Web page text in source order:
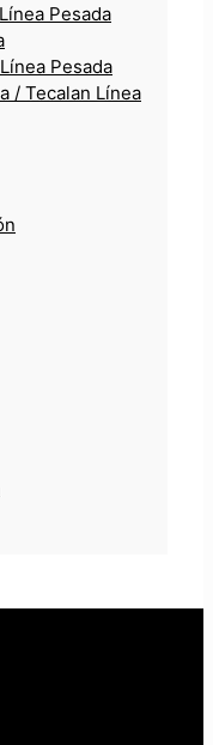
Pesada
Pesada
/ Tecalan Línea